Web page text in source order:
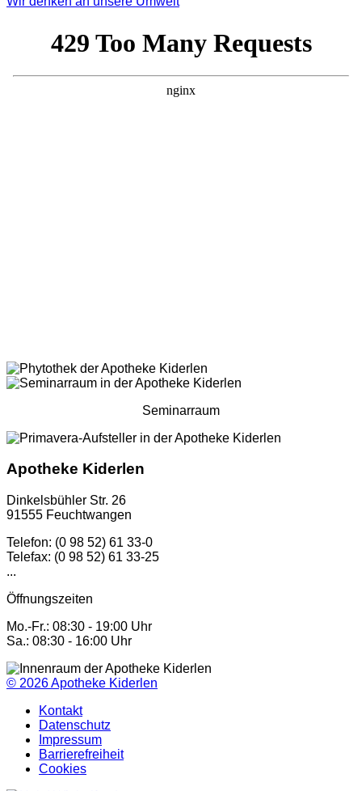
Seminarraum
Apotheke Kiderlen
Dinkelsbühler Str. 26
91555 Feuchtwangen
Telefon: (0 98 52) 61 33-0
Telefax: (0 98 52) 61 33-25
...
Öffnungszeiten
Mo.-Fr.: 08:30 - 19:00 Uhr
Sa.: 08:30 - 16:00 Uhr
© 2026Apotheke Kiderlen
Kontakt
Datenschutz
Impressum
Barrierefreiheit
Cookies